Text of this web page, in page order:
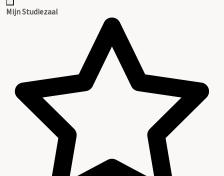
Mijn Studiezaal